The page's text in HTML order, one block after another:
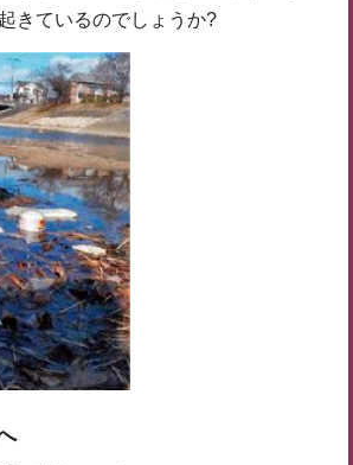
きているのでしょうか?